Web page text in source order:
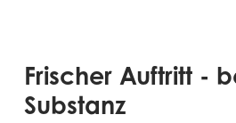
Frischer Auftritt -
Substanz